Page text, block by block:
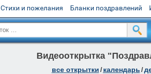
Стихи и пожелания Бланки поздравлений
Видеооткрытка
все открытки/ календарь/